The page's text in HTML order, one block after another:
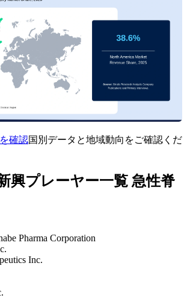
確認国別データと地域動向をご確認くだ
興プレーヤー一覧 急性脊
Pharma Corporation
Inc.